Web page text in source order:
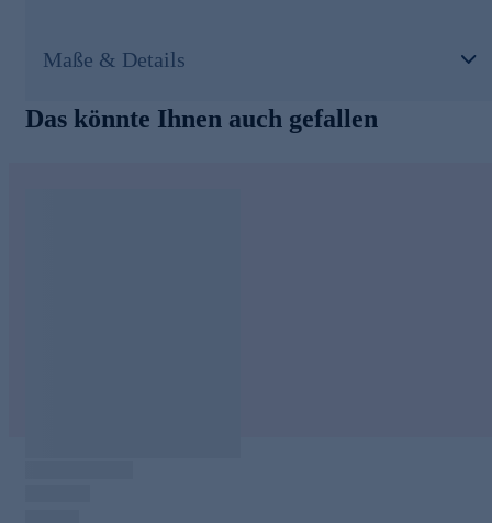
für 500 g Brot. Verwandeln Sie Ihre Küche in eine Backstube
und genießen Sie den Duft von frisch gebackenem Brot.
Maße & Details
Das könnte Ihnen auch gefallen